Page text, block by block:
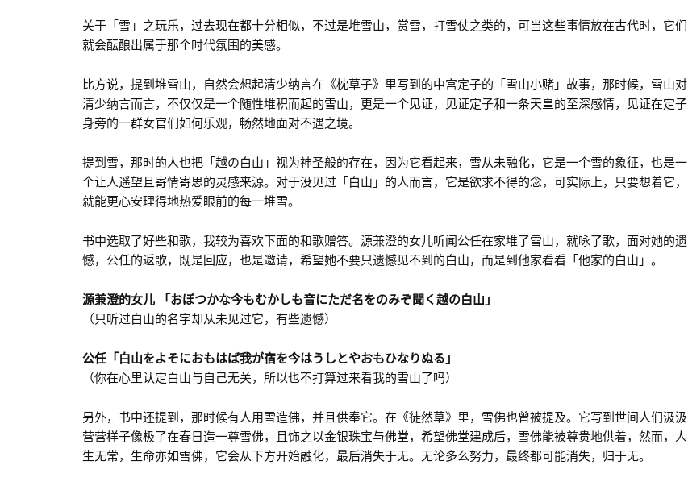
关于「雪」之玩乐，过去现在都十分相似，不过是堆雪山，赏雪，打雪仗之类的，可当这些事情放在古代时，它们
就会酝酿出属于那个时代氛围的美感。
比方说，提到堆雪山，自然会想起清少纳言在《枕草子》里写到的中宫定子的「雪山小赌」故事，那时候，雪山对
清少纳言而言，不仅仅是一个随性堆积而起的雪山，更是一个见证，见证定子和一条天皇的至深感情，见证在定子
身旁的一群女官们如何乐观，畅然地面对不遇之境。
提到雪，那时的人也把「越の白山」视为神圣般的存在，因为它看起来，雪从未融化，它是一个雪的象征，也是一
个让人遥望且寄情寄思的灵感来源。对于没见过「白山」的人而言，它是欲求不得的念，可实际上，只要想着它，
就能更心安理得地热爱眼前的每一堆雪。
书中选取了好些和歌，我较为喜欢下面的和歌赠答。源兼澄的女儿听闻公任在家堆了雪山，就咏了歌，面对她的遗
憾，公任的返歌，既是回应，也是邀请，希望她不要只遗憾见不到的白山，而是到他家看看「他家的白山」。
源兼澄的女儿 「おぼつかな今もむかしも音にただ名をのみぞ聞く越の白山」
（只听过白山的名字却从未见过它，有些遗憾）
公任「白山をよそにおもはば我が宿を今はうしとやおもひなりぬる」
（你在心里认定白山与自己无关，所以也不打算过来看我的雪山了吗）
另外，书中还提到，那时候有人用雪造佛，并且供奉它。在《徒然草》里，雪佛也曾被提及。它写到世间人们汲汲
营营样子像极了在春日造一尊雪佛，且饰之以金银珠宝与佛堂，希望佛堂建成后，雪佛能被尊贵地供着，然而，人
生无常，生命亦如雪佛，它会从下方开始融化，最后消失于无。无论多么努力，最终都可能消失，归于无。